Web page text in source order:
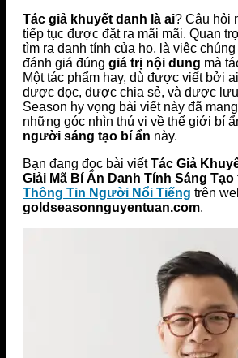
Tác giả khuyết danh là ai? Câu hỏi
tiếp tục được đặt ra mãi mãi. Quan
tìm ra danh tính của họ, là việc chúng
đánh giá đúng giá trị nội dung mà
Một tác phẩm hay, dù được viết bởi
được đọc, được chia sẻ, và được lưu
Season hy vọng bài viết này đã
những góc nhìn thú vị về thế giới bí
người sáng tạo bí ẩn này.
Bạn đang đọc bài viếtTác Giả
Giải Mã Bí Ẩn Danh Tính Sáng Tạo
Thông Tin Người Nổi Tiếng trên
goldseasonnguyentuan.com.